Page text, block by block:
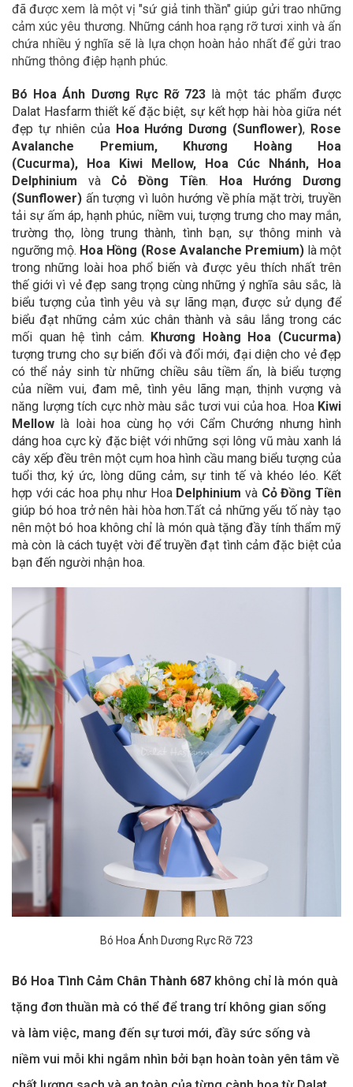
đã được xem là một vị "sứ giả tinh thần" giúp gửi trao những
cảm xúc yêu thương. Những cánh hoa rạng rỡ tươi xinh và ẩn
chứa nhiều ý nghĩa sẽ là lựa chọn hoàn hảo nhất để gửi trao
những thông điệp hạnh phúc.
Bó Hoa Ánh Dương Rực Rỡ 723 là một tác phẩm được
Dalat Hasfarm thiết kế đặc biệt, sự kết hợp hài hòa giữa nét
đẹp tự nhiên của Hoa Hướng Dương (Sunflower), Rose
Avalanche Premium, Khương Hoàng Hoa
(Cucurma), Hoa Kiwi Mellow, Hoa Cúc Nhánh, Hoa
Delphinium vàCỏ Đồng Tiền. Hoa Hướng Dương
(Sunflower) ấn tượng vì luôn hướng về phía mặt trời, truyền
tải sự ấm áp, hạnh phúc, niềm vui, tượng trưng cho may mắn,
trường thọ, lòng trung thành, tình bạn, sự thông minh và
ngưỡng mộ. Hoa Hồng (Rose Avalanche Premium)là một
trong những loài hoa phổ biến và được yêu thích nhất trên
thế giới vì vẻ đẹp sang trọng cùng những ý nghĩa sâu sắc, là
biểu tượng của tình yêu và sự lãng mạn, được sử dụng để
biểu đạt những cảm xúc chân thành và sâu lắng trong các
mối quan hệ tình cảm. Khương Hoàng Hoa (Cucurma)
tượng trưng cho sự biến đổi và đổi mới, đại diện cho vẻ đẹp
có thể nảy sinh từ những chiều sâu tiềm ẩn, là biểu tượng
của niềm vui, đam mê, tình yêu lãng mạn, thịnh vượng và
năng lượng tích cực nhờ màu sắc tươi vui của hoa. Hoa Kiwi
Mellow là loài hoa cùng họ với Cẩm Chướng nhưng hình
dáng hoa cực kỳ đặc biệt với những sợi lông vũ màu xanh lá
cây xếp đều trên một cụm hoa hình cầu mang biểu tượng của
tuổi thơ, ký ức, lòng dũng cảm, sự tinh tế và khéo léo. Kết
hợp với các hoa phụ như Hoa Delphinium và Cỏ Đồng Tiền
giúp bó hoa trở nên hài hòa hơn.Tất cả những yếu tố này tạo
nên một bó hoa không chỉ là món quà tặng đầy tính thẩm mỹ
mà còn là cách tuyệt vời để truyền đạt tình cảm đặc biệt của
bạn đến người nhận hoa.
Bó Hoa Ánh Dương Rực Rỡ 723
Bó Hoa Tình Cảm Chân Thành 687 không chỉ là món quà
tặng đơn thuần mà có thể để trang trí không gian sống
và làm việc, mang đến sự tươi mới, đầy sức sống và
niềm vui mỗi khi ngắm nhìn bởi bạn hoàn toàn yên tâm về